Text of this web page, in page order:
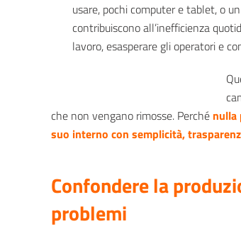
usare, pochi computer e tablet, o
contribuiscono all’inefficienza
lavoro, esasperare gli operatori e
che non vengano rimosse. Perché nulla
suo interno con semplicità,
Confondere la
problemi